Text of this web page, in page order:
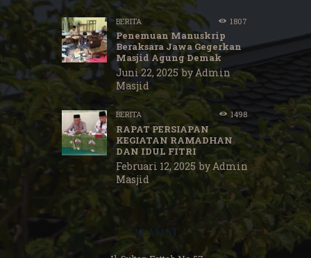
BERITA 1807
Penemuan Manuskrip
Beraksara Jawa Gegerkan
Masjid Agung Demak
Juni 22, 2025 byAdmin
Masjid
BERITA 1498
RAPAT PERSIAPAN
KEGIATAN RAMADHAN
DAN IDUL FITRI
Februari 12, 2025 byAdmin
Masjid
Alamat